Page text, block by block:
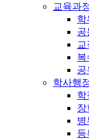
교육과
학
공
교
복
공
학사행
학
장
병
등